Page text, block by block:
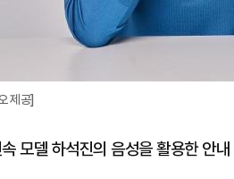
제공]
모델 하석진의 음성을 활용한 안